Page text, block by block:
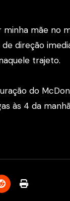
mãe no
direção
trajeto.
do
às 4 da